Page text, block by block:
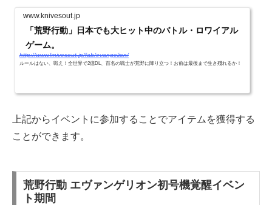
www.knivesout.jp
「荒野行動」日本でも大ヒット中のバトル・ロワイアル
ゲーム。
http://www.knivesout.jp/fab/evangelion/
ルールはない、戦え！全世界で2億DL、百名の戦士が荒野に降り立つ！お前は最後まで生き殘れるか！
上記からイベントに参加することでアイテムを獲得する
ことができます。
荒野行動 エヴァンゲリオン初号機覚醒イベン
ト期間